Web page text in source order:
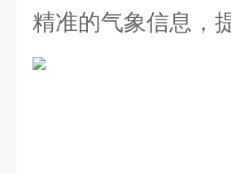
精准的气象信息，